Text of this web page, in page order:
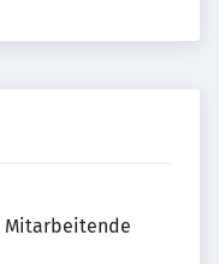
Mitarbeitende